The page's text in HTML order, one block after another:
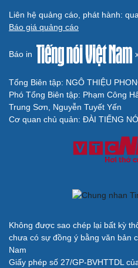
Liên hệ quảng cáo, phát hành:
Báo giá quảng cáo
Báo in
Tổng Biên tập: NGÔ THIỆU
Phó Tổng Biên tập: Phạm Công
Trung Sơn, Nguyễn Tuyết Yến
Cơ quan chủ quản: ĐÀI TIẾNG
Không được sao chép lại bất kỳ
chưa có sự đồng ý bằng văn bản
Nam
Giấy phép số 27/GP-BVHTTDL